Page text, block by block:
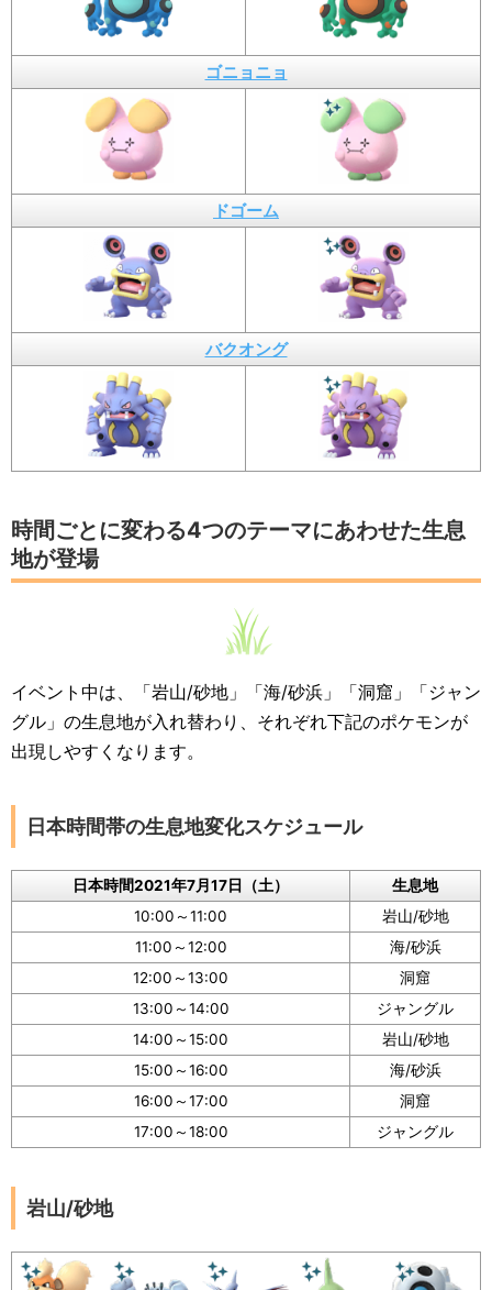
ゴニョニョ
ドゴーム
バクオング
時間ごとに変わる4つのテーマにあわせた生息
地が登場
イベント中は、「岩山/砂地」「海/砂浜」「洞窟」「ジャン
グル」の生息地が入れ替わり、それぞれ下記のポケモンが
出現しやすくなります。
日本時間帯の生息地変化スケジュール
日本時間2021年7月17日（土）
生息地
10:00～11:00
岩山/砂地
11:00～12:00
海/砂浜
12:00～13:00
洞窟
13:00～14:00
ジャングル
14:00～15:00
岩山/砂地
15:00～16:00
海/砂浜
16:00～17:00
洞窟
17:00～18:00
ジャングル
岩山/砂地